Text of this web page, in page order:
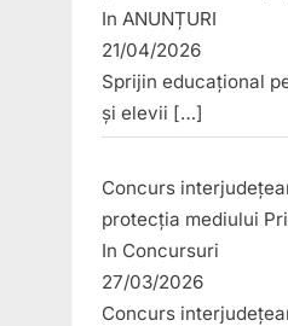
In ANUNȚURI
21/04/2026
Sprijin educațional
și elevii […]
Concurs
protecția mediului
In Concursuri
27/03/2026
Concurs